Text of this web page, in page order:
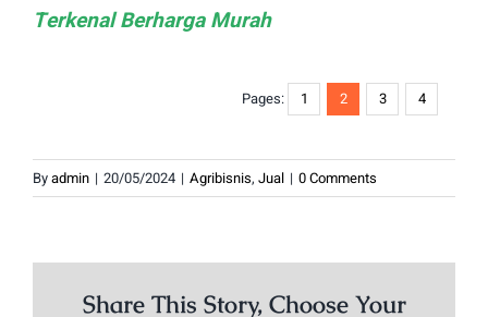
Terkenal Berharga Murah
Pages: 1 2 3 4
Byadmin | 20/05/2024 | Agribisnis, Jual | 0 Comments
Share This Story, Choose Your